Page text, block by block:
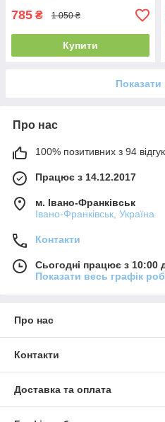
785 ₴ 1 050 ₴
Купити
Про нас
100% позитивних з 94
Працює з 14.12.2017
м. Івано-Франківськ
Івано-Франківськ, Україна
Контакти
Сьогодні працює з 10:00
Показати весь графік
Про нас
Контакти
Доставка та оплата